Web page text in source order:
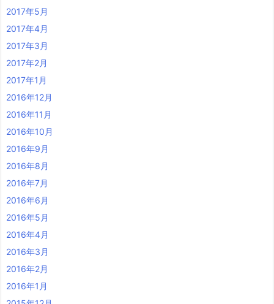
2017年5月
2017年4月
2017年3月
2017年2月
2017年1月
2016年12月
2016年11月
2016年10月
2016年9月
2016年8月
2016年7月
2016年6月
2016年5月
2016年4月
2016年3月
2016年2月
2016年1月